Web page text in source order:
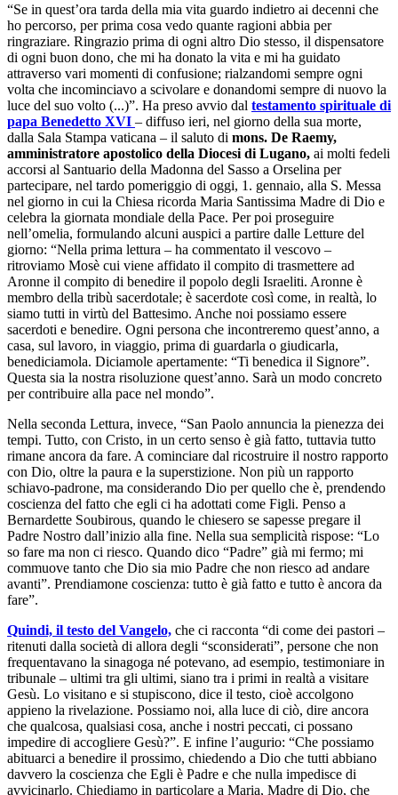
“Se in quest’ora tarda della mia vita guardo indietro ai decenni che
ho percorso, per prima cosa vedo quante ragioni abbia per
ringraziare. Ringrazio prima di ogni altro Dio stesso, il dispensatore
di ogni buon dono, che mi ha donato la vita e mi ha guidato
attraverso vari momenti di confusione; rialzandomi sempre ogni
volta che incominciavo a scivolare e donandomi sempre di nuovo la
luce del suo volto (...)”. Ha preso avvio dal testamento spirituale di
papa Benedetto XVI – diffuso ieri, nel giorno della sua morte,
dalla Sala Stampa vaticana – il saluto di mons. De Raemy,
amministratore apostolico della Diocesi di Lugano, ai molti fedeli
accorsi al Santuario della Madonna del Sasso a Orselina per
partecipare, nel tardo pomeriggio di oggi, 1. gennaio, alla S. Messa
nel giorno in cui la Chiesa ricorda Maria Santissima Madre di Dio e
celebra la giornata mondiale della Pace. Per poi proseguire
nell’omelia, formulando alcuni auspici a partire dalle Letture del
giorno: “Nella prima lettura – ha commentato il vescovo –
ritroviamo Mosè cui viene affidato il compito di trasmettere ad
Aronne il compito di benedire il popolo degli Israeliti. Aronne è
membro della tribù sacerdotale; è sacerdote così come, in realtà, lo
siamo tutti in virtù del Battesimo. Anche noi possiamo essere
sacerdoti e benedire. Ogni persona che incontreremo quest’anno, a
casa, sul lavoro, in viaggio, prima di guardarla o giudicarla,
benediciamola. Diciamole apertamente: “Ti benedica il Signore”.
Questa sia la nostra risoluzione quest’anno. Sarà un modo concreto
per contribuire alla pace nel mondo”.
Nella seconda Lettura, invece, “San Paolo annuncia la pienezza dei
tempi. Tutto, con Cristo, in un certo senso è già fatto, tuttavia tutto
rimane ancora da fare. A cominciare dal ricostruire il nostro rapporto
con Dio, oltre la paura e la superstizione. Non più un rapporto
schiavo-padrone, ma considerando Dio per quello che è, prendendo
coscienza del fatto che egli ci ha adottati come Figli. Penso a
Bernardette Soubirous, quando le chiesero se sapesse pregare il
Padre Nostro dall’inizio alla fine. Nella sua semplicità rispose: “Lo
so fare ma non ci riesco. Quando dico “Padre” già mi fermo; mi
commuove tanto che Dio sia mio Padre che non riesco ad andare
avanti”. Prendiamone coscienza: tutto è già fatto e tutto è ancora da
fare”.
Quindi, il testo del Vangelo, che ci racconta “di come dei pastori –
ritenuti dalla società di allora degli “sconsiderati”, persone che non
frequentavano la sinagoga né potevano, ad esempio, testimoniare in
tribunale – ultimi tra gli ultimi, siano tra i primi in realtà a visitare
Gesù. Lo visitano e si stupiscono, dice il testo, cioè accolgono
appieno la rivelazione. Possiamo noi, alla luce di ciò, dire ancora
che qualcosa, qualsiasi cosa, anche i nostri peccati, ci possano
impedire di accogliere Gesù?”. E infine l’augurio: “Che possiamo
abituarci a benedire il prossimo, chiedendo a Dio che tutti abbiano
davvero la coscienza che Egli è Padre e che nulla impedisce di
avvicinarlo. Chiediamo in particolare a Maria, Madre di Dio, che